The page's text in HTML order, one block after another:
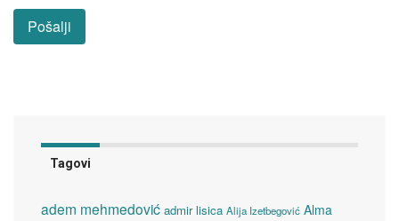
Tagovi
adem mehmedović admir lisica Alija Izetbegović Alma